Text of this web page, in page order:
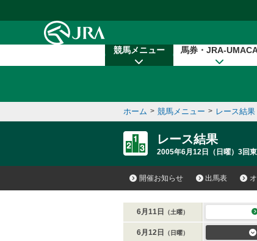
競馬メニュー 馬券・JRA-
ホーム > 競馬メニュー > レース結
レース結果
2005年6月12日（日曜）3回
開催お知らせ 出馬表
6月11日 （土曜）
6月12日 （日曜）